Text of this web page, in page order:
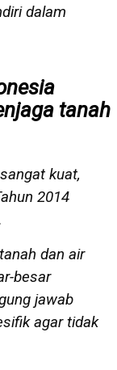
dalam
tanah
kuat,
2014
dan air
besar
jawab
agar tidak